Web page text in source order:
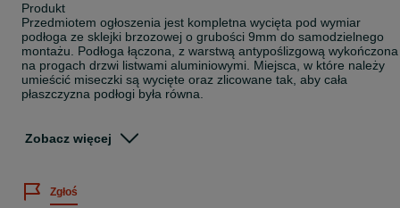
Produkt
Przedmiotem ogłoszenia jest kompletna wycięta pod wymiar
podłoga ze sklejki brzozowej o grubości 9mm do samodzielnego
montażu. Podłoga łączona, z warstwą antypoślizgową wykończona
na progach drzwi listwami aluminiowymi. Miejsca, w które należy
umieścić miseczki są wycięte oraz zlicowane tak, aby cała
płaszczyzna podłogi była równa.
kawałku do 4 m.
Kit montażowy
Zobacz więcej
Zgłoś